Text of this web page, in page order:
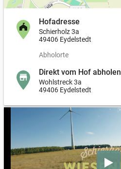
Hofadresse
Schierholz 3a
49406 Eydelstedt
Abholorte
Direkt vom Hof abholen
Wohlstreck 3a
49406 Eydelstedt